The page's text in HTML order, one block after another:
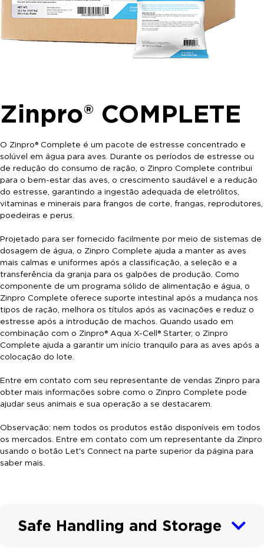
Zinpro® COMPLETE
O Zinpro® Complete é um pacote de estresse concentrado e
solúvel em água para aves. Durante os períodos de estresse ou
de redução do consumo de ração, o Zinpro Complete contribui
para o bem-estar das aves, o crescimento saudável e a redução
do estresse, garantindo a ingestão adequada de eletrólitos,
vitaminas e minerais para frangos de corte, frangas, reprodutores,
poedeiras e perus.
Projetado para ser fornecido facilmente por meio de sistemas de
dosagem de água, o Zinpro Complete ajuda a manter as aves
mais calmas e uniformes após a classificação, a seleção e a
transferência da granja para os galpões de produção. Como
componente de um programa sólido de alimentação e água, o
Zinpro Complete oferece suporte intestinal após a mudança nos
tipos de ração, melhora os títulos após as vacinações e reduz o
estresse após a introdução de machos. Quando usado em
combinação com o Zinpro® Aqua X-Cell® Starter, o Zinpro
Complete ajuda a garantir um início tranquilo para as aves após a
colocação do lote.
Entre em contato com seu representante de vendas Zinpro para
obter mais informações sobre como o Zinpro Complete pode
ajudar seus animais e sua operação a se destacarem.
Observação: nem todos os produtos estão disponíveis em todos
os mercados. Entre em contato com um representante da Zinpro
usando o botão Let's Connect na parte superior da página para
saber mais.
Safe Handling and Storage